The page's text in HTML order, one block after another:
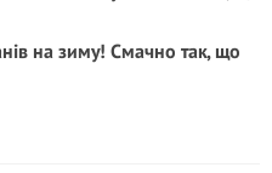
на зиму! Смачно так, що